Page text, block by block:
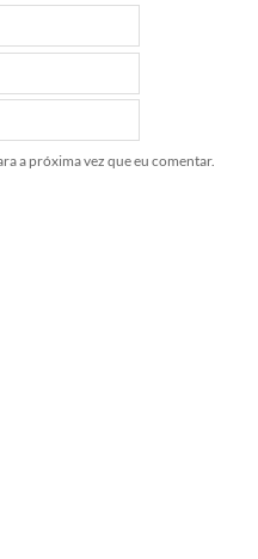
a próxima vez que eu comentar.